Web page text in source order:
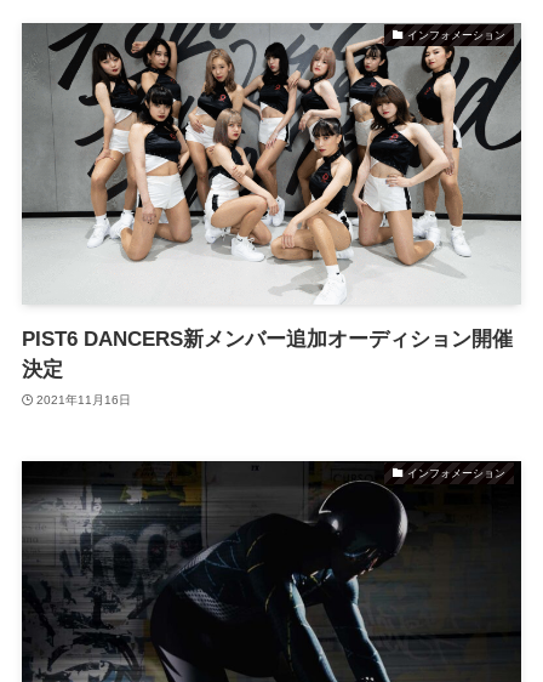
インフォメーション
PIST6 DANCERS新メンバー追加オーディション開催
決定
2021年11月16日
インフォメーション